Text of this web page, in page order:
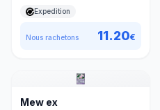
Expedition
Nous rachetons 11.20€
Mew ex